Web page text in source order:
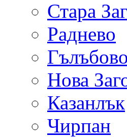
Стара
Раднево
Гълъбово
Нова
Казанлък
Чирпан